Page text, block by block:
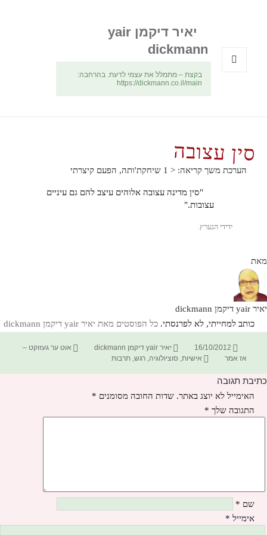
יאיר דיקמן yair
dickmann
בקצת – מתמלל את עצמי לדעת. בהרחבה:
https://dickmann.co.il/main
סין עצובה
הערכת משך קריאה: < 1 שיחקת'ותה, הפעם קיצרתי
"סין מדינה עצובה אלוהים עיצב להם גם עיניים
עצובות."
ידידי הנערץ.
מאת
יאיר yair דיקמן dickmann
כותב למחייתי, לא לפרנסתי. כל הפוסטים מאת יאיר yair דיקמן dickmann‏
פורסם
בתאריך
16/10/2012 מחבר
יאיר yair דיקמן dickmann קטגוריות
אוט ער געזוקט –
אז אמר
תגיות
אישיות,סוציולוגיה,רגש,תרבות
כתיבת תגובה
האימייל לא יוצג באתר. שדות החובה מסומנים *
התגובה שלך *
שם *
אימייל *